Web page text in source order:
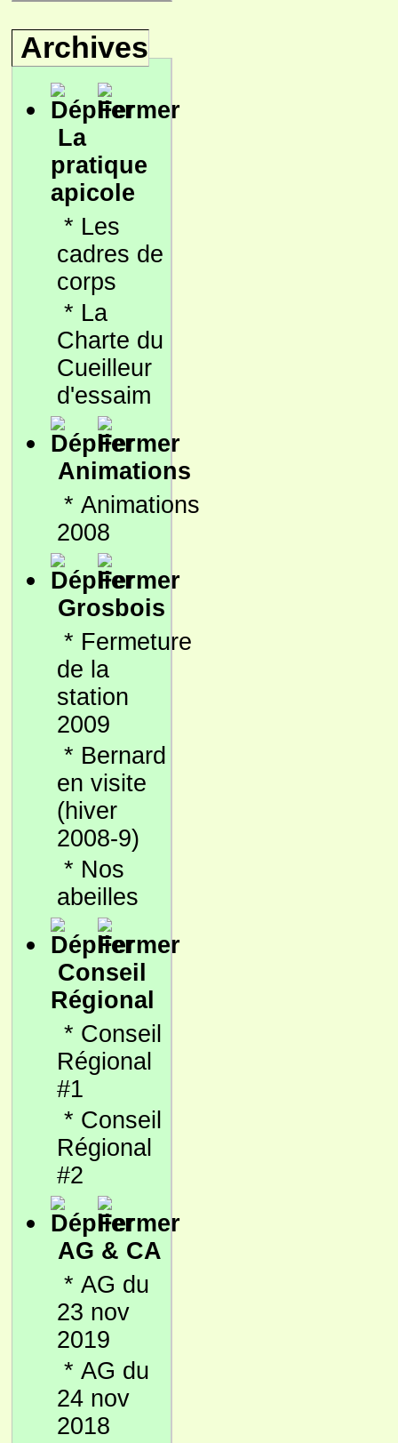
Archives
La
pratique
apicole
* Les
cadres de
corps
* La
Charte du
Cueilleur
d'essaim
Animations
* Animations
2008
Grosbois
* Fermeture
de la
station
2009
* Bernard
en visite
(hiver
2008-9)
* Nos
abeilles
Conseil
Régional
* Conseil
Régional
#1
* Conseil
Régional
#2
AG & CA
* AG du
23 nov
2019
* AG du
24 nov
2018